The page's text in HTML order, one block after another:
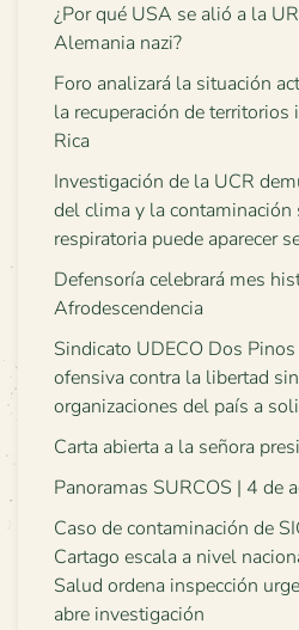
¿Por qué USA se alió a la
Alemania nazi?
Foro analizará la situación
la recuperación de territorios
Rica
Investigación de la UCR
del clima y la contaminación
respiratoria puede aparecer
Defensoría celebrará mes
Afrodescendencia
Sindicato UDECO Dos
ofensiva contra la libertad
organizaciones del país a
Carta abierta a la señora
Panoramas SURCOS | 4 de
Caso de contaminación de
Cartago escala a nivel
Salud ordena inspección
abre investigación